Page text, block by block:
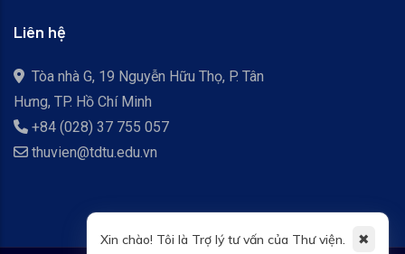
Liên hệ
Tòa nhà G, 19 Nguyễn Hữu Thọ, P. Tân
Hưng, TP. Hồ Chí Minh
+84 (028) 37 755 057
thuvien@tdtu.edu.vn
Xin chào! Tôi là Trợ lý tư vấn của Thư viện. ✖